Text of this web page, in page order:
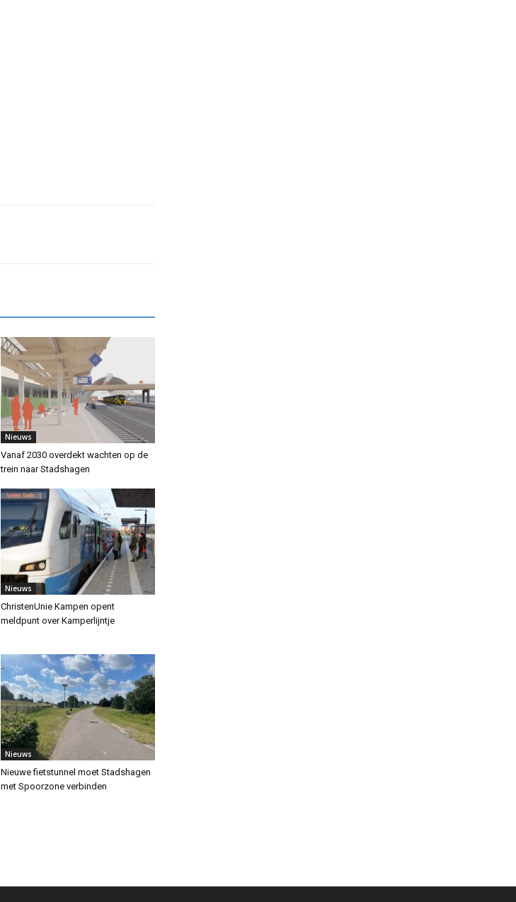
Nieuws
Vanaf 2030 overdekt wachten op de
trein naar Stadshagen
Nieuws
ChristenUnie Kampen opent
meldpunt over Kamperlijntje
Nieuws
Nieuwe fietstunnel moet Stadshagen
met Spoorzone verbinden